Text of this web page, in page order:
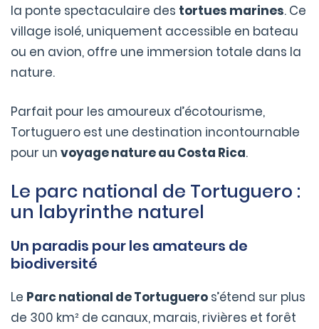
la ponte spectaculaire des tortues marines. Ce
village isolé, uniquement accessible en bateau
ou en avion, offre une immersion totale dans la
nature.
Parfait pour les amoureux d’écotourisme,
Tortuguero est une destination incontournable
pour un voyage nature au Costa Rica.
Le parc national de Tortuguero :
un labyrinthe naturel
Un paradis pour les amateurs de
biodiversité
Le Parc national de Tortuguero s’étend sur plus
de 300 km² de canaux, marais, rivières et forêt